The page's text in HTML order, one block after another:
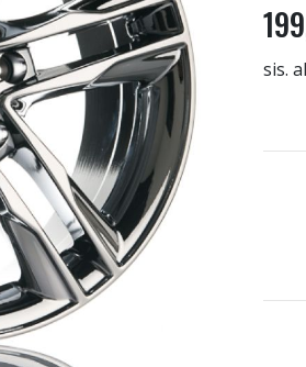
sis.